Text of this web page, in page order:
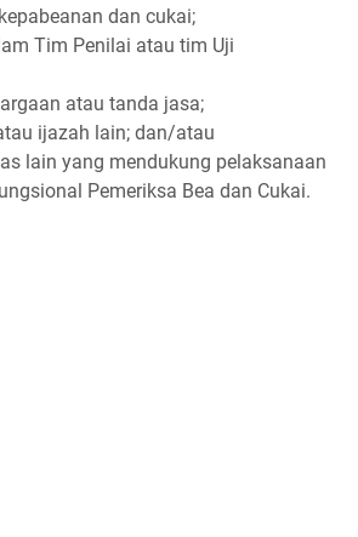
dan cukai;
Tim Penilai atau tim Uji
atau tanda jasa;
ijazah lain; dan/atau
lain yang mendukung pelaksanaan
Pemeriksa Bea dan Cukai.